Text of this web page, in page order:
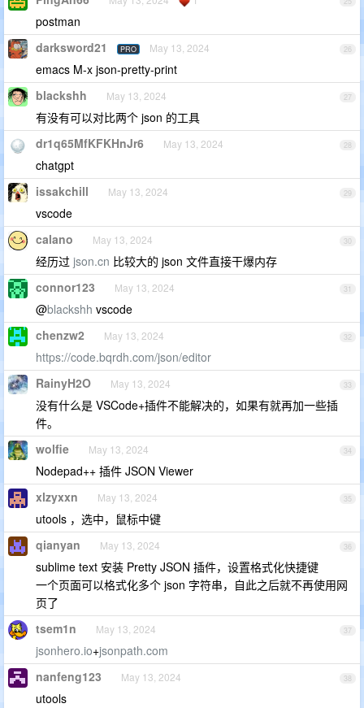
postman
26
darksword21 PRO May 13, 2024
emacs M-x json-pretty-print
27
blackshh May 13, 2024
有没有可以对比两个 json 的工具
28
dr1q65MfKFKHnJr6 May 13, 2024
chatgpt
29
issakchill May 13, 2024
vscode
30
calano May 13, 2024
经历过 json.cn 比较大的 json 文件直接干爆内存
31
connor123 May 13, 2024
@blackshh vscode
32
chenzw2 May 13, 2024
https://code.bqrdh.com/json/editor
33
RainyH2O May 13, 2024
没有什么是 VSCode+插件不能解决的，如果有就再加一些插
件。
34
wolfie May 13, 2024
Nodepad++ 插件 JSON Viewer
35
xlzyxxn May 13, 2024
utools ，选中，鼠标中键
36
qianyan May 13, 2024
sublime text 安装 Pretty JSON 插件，设置格式化快捷键
一个页面可以格式化多个 json 字符串，自此之后就不再使用网
页了
37
tsem1n May 13, 2024
jsonhero.io+jsonpath.com
38
nanfeng123 May 13, 2024
utools